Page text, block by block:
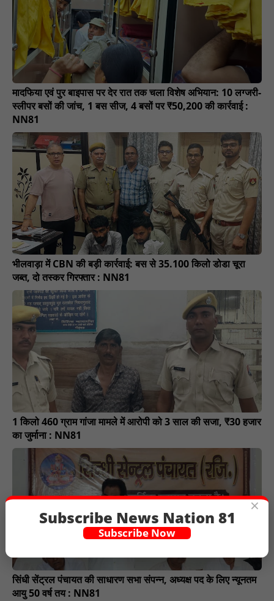
मादफिया एवं पुर बाइपास पर देर रात तक चला विशेष अभियान: 10 लग्जरी-
स्लीपर बसों की जांच, 1 बस सीज, 4 बसों पर ₹50,200 की कार्रवाई :
NN81
भीलवाड़ा में CBN की बड़ी कार्रवाई: बस से 35.100 किलो डोडा चूरा
जब्त, दो तस्कर गिरफ्तार : NN81
1 किलो 460 ग्राम गांजा मामले में आरोपी को 3 साल की सजा, ₹30 हजार
का जुर्माना : NN81
सिंधी सेंट्रल पंचायत की साधारण सभा संपन्न, अध्यक्ष पद के लिए न्यूनतम
आयु 50 वर्ष तय : NN81
×
Subscribe News Nation 81
Subscribe Now